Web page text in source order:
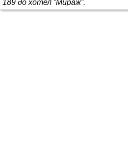
189 до хотел ”Мираж”.